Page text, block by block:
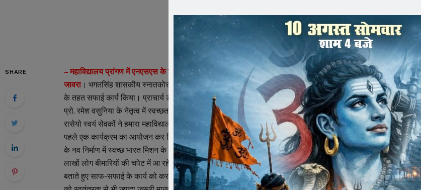
SHARE
– महाविद्यालय प्रांगण में एनएसएस के स्वयं सेवकों ने किया सफाई कार्य
जावरा। भगतसिंह शासकीय स्नातकोत्तर महाविद्यालय एनएसएस के स्वयं सेवकों ने महाविद्यालय प्रांगण में स्वच्छता ही सेवा अभियान
के तहत सफाई कार्य किया। प्राचार्य डॉ. एजी पठान के मार्गदर्शन तथा राष्ट्रीय सेवा योजना कार्यक्रम अधिकारी डॉ संगीता जटिया,
प्रो. रमेश वसुनिया के नेतृत्व में स्वच्छता ही सेवा अभियान के तहत विभिन्न गतिविधियां संचालित की।
रासेयो स्वयं सेवकों ने हमारा महाविद्यालय स्वच्छ महाविद्यालय बना रहे इस उद्देश्य से महाविद्यालय में सफाई कार्य किया है । इससे
पहले एक कार्यक्रम का आयोजन कर विद्यार्थियों को स्वच्छता अपनाए जाने के सम्बन्ध में प्रेरित करते हुए प्रो. रमेश वसुनिया ने भारत
के नव निर्माण में स्वच्छ भारत मिशन के योगदान को रेखांकित करते हुए बताया कि किस तरह से स्वच्छता के अभाव में भारतवर्ष में
लाखों लोग बीमारियों की चपेट में आ रहे हैं इस पर प्रकाश डाला। डॉ संगीता जटिया ने साफ-सफाई को ईश्वर की भक्ति के बराबर
बताते हुए साफ-सफाई के कार्य को करना भारत की सबसे उत्कृष्ट सेवा बताया हैं। डॉ. मंजुला एलांसे ने कहा कि गाँधी जी स्वच्छता